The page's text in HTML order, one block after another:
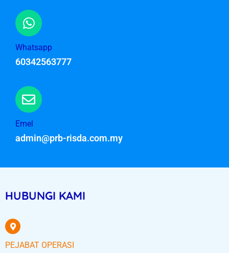
Whatsapp
60342563777
Emel
admin@prb-risda.com.my
HUBUNGI KAMI
PEJABAT OPERASI